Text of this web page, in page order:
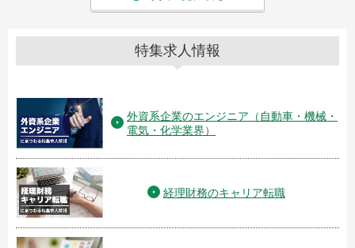
特集求人情報
外資系企業のエンジニア（自動車・機械・
電気・化学業界）
経理財務のキャリア転職